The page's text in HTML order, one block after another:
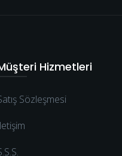
Hizmetleri
Sözleşmesi